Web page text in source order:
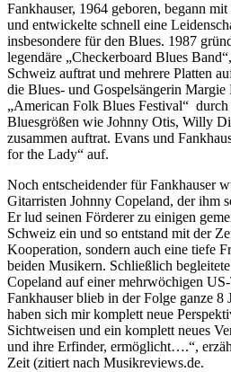
Fankhauser, 1964 geboren, begann
und entwickelte schnell eine
insbesondere für den Blues. 1987
legendäre „Checkerboard Blues
Schweiz auftrat und mehrere Platten
die Blues- und Gospelsängerin
„American Folk Blues Festival“
Bluesgrößen wie Johnny Otis, Willy
zusammen auftrat. Evans und
for the Lady“ auf.
Noch entscheidender für Fankhauser
Gitarristen Johnny Copeland, der ihm
Er lud seinen Förderer zu einigen
Schweiz ein und so entstand mit der
Kooperation, sondern auch eine tiefe
beiden Musikern. Schließlich
Copeland auf einer mehrwöchigen US-
Fankhauser blieb in der Folge ganze 8
haben sich mir komplett neue
Sichtweisen und ein komplett neues
und ihre Erfinder, ermöglicht….“,
Zeit (zitiert nach Musikreviews.de.